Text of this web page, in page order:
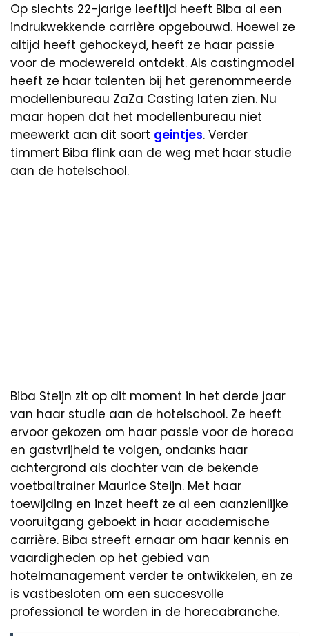
Op slechts 22-jarige leeftijd heeft Biba al een
indrukwekkende carrière opgebouwd. Hoewel ze
altijd heeft gehockeyd, heeft ze haar passie
voor de modewereld ontdekt. Als castingmodel
heeft ze haar talenten bij het gerenommeerde
modellenbureau ZaZa Casting laten zien. Nu
maar hopen dat het modellenbureau niet
meewerkt aan dit soort geintjes. Verder
timmert Biba flink aan de weg met haar studie
aan de hotelschool.
Biba Steijn zit op dit moment in het derde jaar
van haar studie aan de hotelschool. Ze heeft
ervoor gekozen om haar passie voor de horeca
en gastvrijheid te volgen, ondanks haar
achtergrond als dochter van de bekende
voetbaltrainer Maurice Steijn. Met haar
toewijding en inzet heeft ze al een aanzienlijke
vooruitgang geboekt in haar academische
carrière. Biba streeft ernaar om haar kennis en
vaardigheden op het gebied van
hotelmanagement verder te ontwikkelen, en ze
is vastbesloten om een succesvolle
professional te worden in de horecabranche.